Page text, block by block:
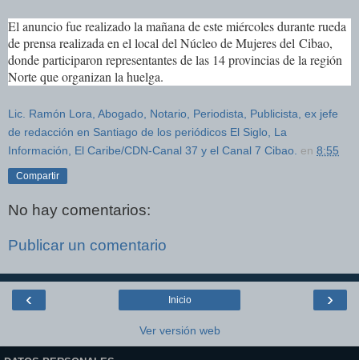
El anuncio fue realizado la mañana de este miércoles durante rueda
de prensa realizada en el local del Núcleo de Mujeres del Cibao,
donde participaron representantes de las 14 provincias de la región
Norte que organizan la huelga.
Lic. Ramón Lora, Abogado, Notario, Periodista, Publicista, ex jefe
de redacción en Santiago de los periódicos El Siglo, La
Información, El Caribe/CDN-Canal 37 y el Canal 7 Cibao. en 8:55
Compartir
No hay comentarios:
Publicar un comentario
‹ ›
Inicio
Ver versión web